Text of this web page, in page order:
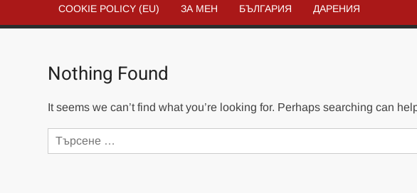
COOKIE POLICY (EU) ЗА МЕН БЪЛГАРИЯ ДАРЕНИЯ
Nothing Found
It seems we can’t find what you’re looking for. Perhaps searching can